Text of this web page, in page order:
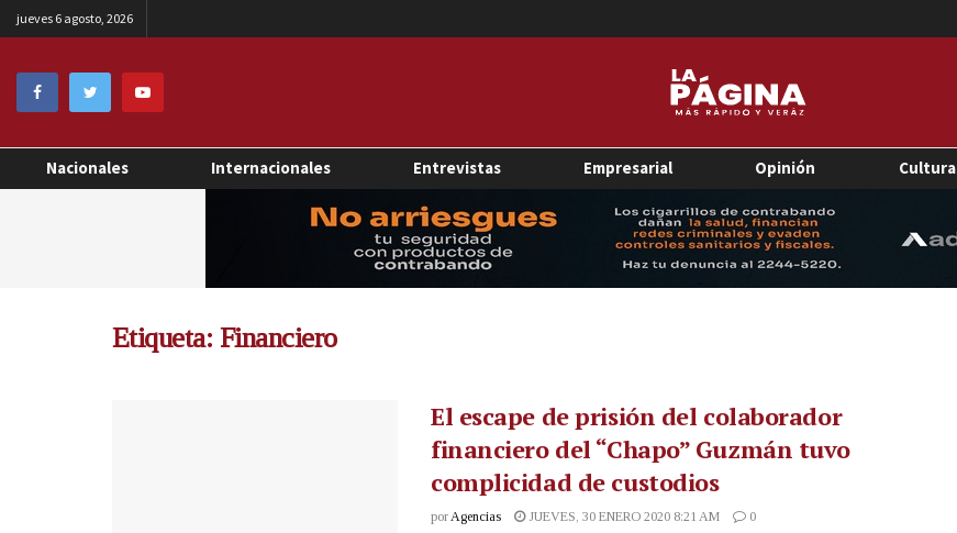
jueves 6 agosto, 2026
Nacionales Internacionales Entrevistas Empresarial Opinión Cultura
Etiqueta: Financiero
El escape de prisión del colaborador
financiero del “Chapo” Guzmán tuvo
complicidad de custodios
porAgencias JUEVES, 30 ENERO 2020 8:21 AM 0